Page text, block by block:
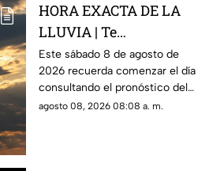
HORA EXACTA DE LA
LLUVIA | Te
compartimos el
pronóstico del clima
HOY en Querétaro
Este sábado 8 de agosto de
2026 recuerda comenzar el día
consultando el pronóstico del
clima en Querétaro.
agosto 08, 2026 08:08 a. m.